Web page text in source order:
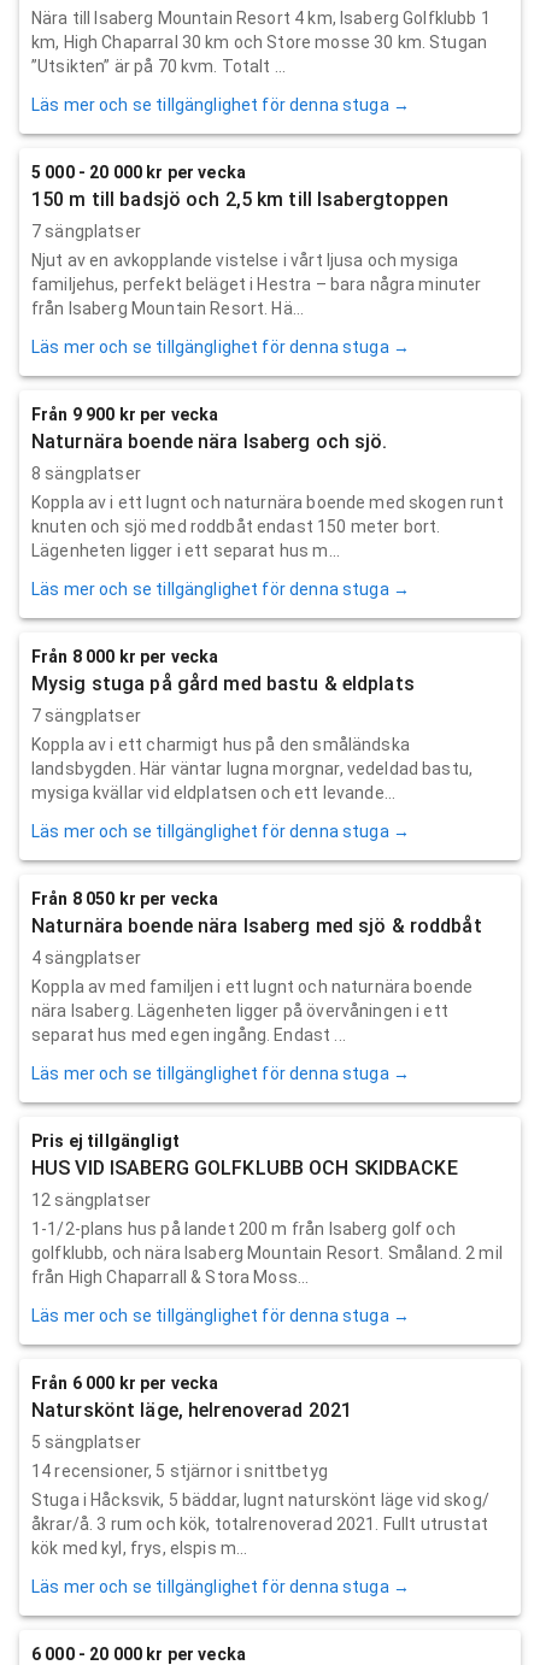
Nära till Isaberg Mountain Resort 4 km, Isaberg Golfklubb 1
km, High Chaparral 30 km och Store mosse 30 km. Stugan
”Utsikten” är på 70 kvm. Totalt ...
Läs mer och se tillgänglighet för denna stuga →
5 000 - 20 000 kr per vecka
150 m till badsjö och 2,5 km till Isabergtoppen
7 sängplatser
Njut av en avkopplande vistelse i vårt ljusa och mysiga
familjehus, perfekt beläget i Hestra – bara några minuter
från Isaberg Mountain Resort. Hä...
Läs mer och se tillgänglighet för denna stuga →
Från 9 900 kr per vecka
Naturnära boende nära Isaberg och sjö.
8 sängplatser
Koppla av i ett lugnt och naturnära boende med skogen runt
knuten och sjö med roddbåt endast 150 meter bort.
Lägenheten ligger i ett separat hus m...
Läs mer och se tillgänglighet för denna stuga →
Från 8 000 kr per vecka
Mysig stuga på gård med bastu & eldplats
7 sängplatser
Koppla av i ett charmigt hus på den småländska
landsbygden. Här väntar lugna morgnar, vedeldad bastu,
mysiga kvällar vid eldplatsen och ett levande...
Läs mer och se tillgänglighet för denna stuga →
Från 8 050 kr per vecka
Naturnära boende nära Isaberg med sjö & roddbåt
4 sängplatser
Koppla av med familjen i ett lugnt och naturnära boende
nära Isaberg. Lägenheten ligger på övervåningen i ett
separat hus med egen ingång. Endast ...
Läs mer och se tillgänglighet för denna stuga →
Pris ej tillgängligt
HUS VID ISABERG GOLFKLUBB OCH SKIDBACKE
12 sängplatser
1-1/2-plans hus på landet 200 m från Isaberg golf och
golfklubb, och nära Isaberg Mountain Resort. Småland. 2 mil
från High Chaparrall & Stora Moss...
Läs mer och se tillgänglighet för denna stuga →
Från 6 000 kr per vecka
Naturskönt läge, helrenoverad 2021
5 sängplatser
14recensioner, 5 stjärnor i snittbetyg
Stuga i Håcksvik, 5 bäddar, lugnt naturskönt läge vid skog/
åkrar/å. 3 rum och kök, totalrenoverad 2021. Fullt utrustat
kök med kyl, frys, elspis m...
Läs mer och se tillgänglighet för denna stuga →
6 000 - 20 000 kr per vecka